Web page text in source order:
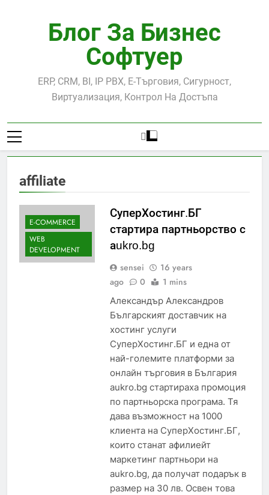
Блог За Бизнес
Софтуер
ERP, CRM, BI, IP PBX, Е-Търговия, Сигурност,
Виртуализация, Контрол На Достъпа
affiliate
E-COMMERCE
WEB
DEVELOPMENT
СуперХостинг.БГ
стартира партньорство с
аukro.bg
sensei
16 years
ago
0 1 mins
Александър Александров
Българският доставчик на
хостинг услуги
СуперХостинг.БГ и една от
най-големите платформи за
онлайн търговия в България
aukro.bg стартираха промоция
по партньорска програма. Тя
дава възможност на 1000
клиента на СуперХостинг.БГ,
които станат афилиейт
маркетинг партньори на
аukro.bg, да получат подарък в
размер на 30 лв. Освен това